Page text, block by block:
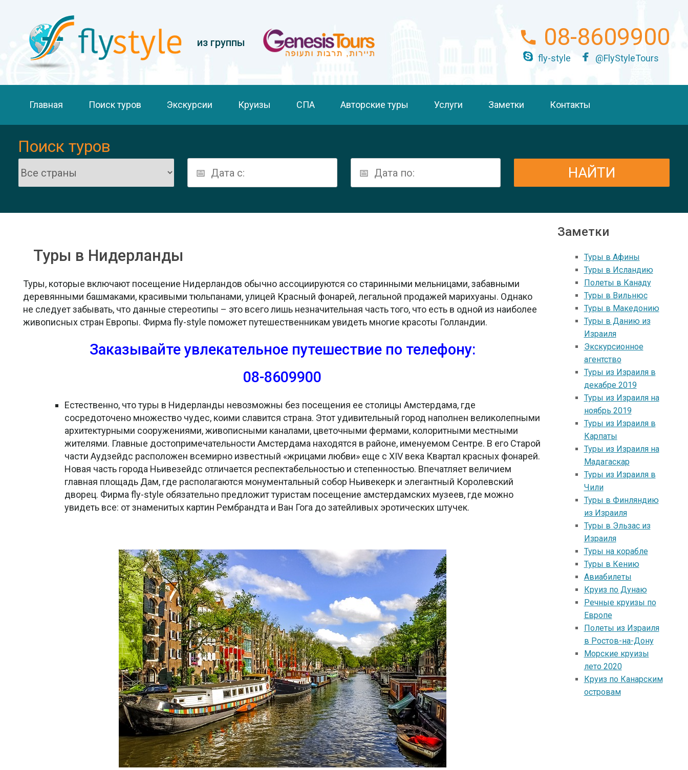
из группы 08-8609900
fly-style @FlyStyleTours
Главная Поиск туров Экскурсии Круизы СПА Авторские туры Услуги Заметки Контакты
Поиск туров
Туры в Нидерланды
Туры, которые включают посещение Нидерландов обычно ассоциируются со старинными мельницами, забавными
деревянными башмаками, красивыми тюльпанами, улицей Красный фонарей, легальной продажей марихуаны. Однако
не следует забывать, что данные стереотипы – это всего лишь незначительная часть того, что есть в одной из наиболее
живописных стран Европы. Фирма fly-style поможет путешественникам увидеть многие красоты Голландии.
Заказывайте увлекательное путешествие по телефону:
08-8609900
Естественно, что туры в Нидерланды невозможны без посещения ее столицы Амстердама, где
сосредоточено множество чудес, коими славится страна. Этот удивительный город наполнен великолепными
архитектурными сооружениями, живописными каналами, цветочными фермами, колоритными местными
жителями. Главные достопримечательности Амстердама находятся в районе, именуемом Сентре. В его Старой
части Аудзейдс расположен всемирно известный «жрицами любви» еще с XIV века Квартал красных фонарей.
Новая часть города Ньивезейдс отличается респектабельностью и степенностью. Впечатляет величием
главная площадь Дам, где располагаются монументальный собор Ньивекерк и элегантный Королевский
дворец. Фирма fly-style обязательно предложит туристам посещение амстердамских музеев, где можно
увидеть все: от знаменитых картин Рембрандта и Ван Гога до затейливых эротических штучек.
Заметки
Туры в Афины
Туры в Исландию
Полеты в Канаду
Туры в Вильнюс
Туры в Македонию
Туры в Данию из
Израиля
Экскурсионное
агентство
Туры из Израиля в
декабре 2019
Туры из Израиля на
ноябрь 2019
Туры из Израиля в
Карпаты
Туры из Израиля на
Мадагаскар
Туры из Израиля в
Чили
Туры в Финляндию
из Израиля
Туры в Эльзас из
Израиля
Туры на корабле
Туры в Кению
Авиабилеты
Круиз по Дунаю
Речные круизы по
Европе
Полеты из Израиля
в Ростов-на-Дону
Морские круизы
лето 2020
Круиз по Канарским
островам